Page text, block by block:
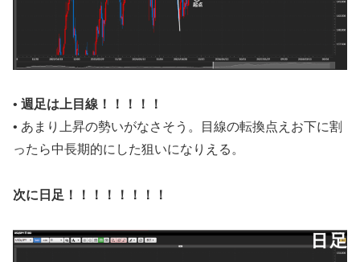
• 週足は上目線！！！！！
• あまり上昇の勢いがなさそう。目線の転換点えお下に割
ったら中長期的にした狙いになりえる。
次に日足！！！！！！！！